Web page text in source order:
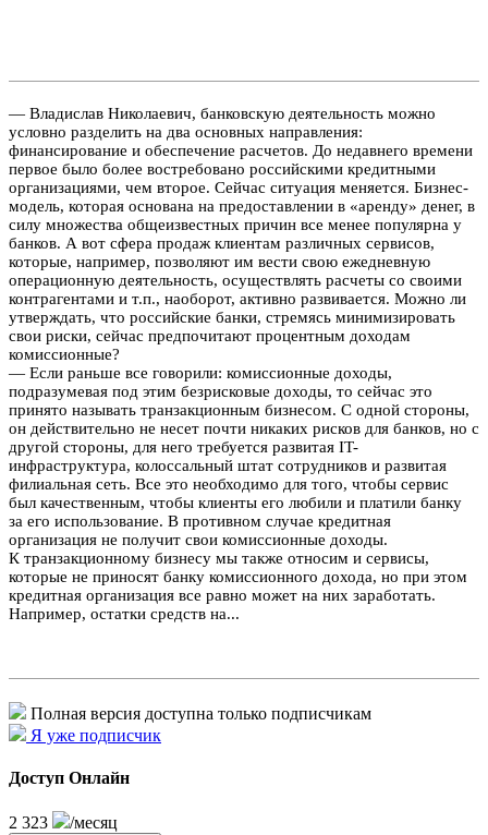
— Владислав Николаевич, банковскую деятельность можно
условно разделить на два основных направления:
финансирование и обеспечение расчетов. До недавнего времени
первое было более востребовано российскими кредитными
организациями, чем второе. Сейчас ситуация меняется. Бизнес-
модель, которая основана на предоставлении в «аренду» денег, в
силу множества общеизвестных причин все менее популярна у
банков. А вот сфера продаж клиентам различных сервисов,
которые, например, позволяют им вести свою ежедневную
операционную деятельность, осуществлять расчеты со своими
контрагентами и т.п., наоборот, активно развивается. Можно ли
утверждать, что российские банки, стремясь минимизировать
свои риски, сейчас предпочитают процентным доходам
комиссионные?
— Если раньше все говорили: комиссионные доходы,
подразумевая под этим безрисковые доходы, то сейчас это
принято называть транзакционным бизнесом. С одной стороны,
он действительно не несет почти никаких рисков для банков, но с
другой стороны, для него требуется развитая IT-
инфраструктура, колоссальный штат сотрудников и развитая
филиальная сеть. Все это необходимо для того, чтобы сервис
был качественным, чтобы клиенты его любили и платили банку
за его использование. В противном случае кредитная
организация не получит свои комиссионные доходы.
К транзакционному бизнесу мы также относим и сервисы,
которые не приносят банку комиссионного дохода, но при этом
кредитная организация все равно может на них заработать.
Например, остатки средств на...
Полная версия доступна только подписчикам
Я уже подписчик
Доступ Онлайн
2 323 /месяц